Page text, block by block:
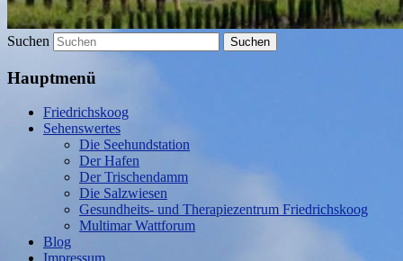
Suchen
Hauptmenü
Friedrichskoog
Sehenswertes
Die Seehundstation
Der Hafen
Der Trischendamm
Die Salzwiesen
Gesundheits- und Therapiezentrum Friedrichskoog
Multimar Wattforum
Blog